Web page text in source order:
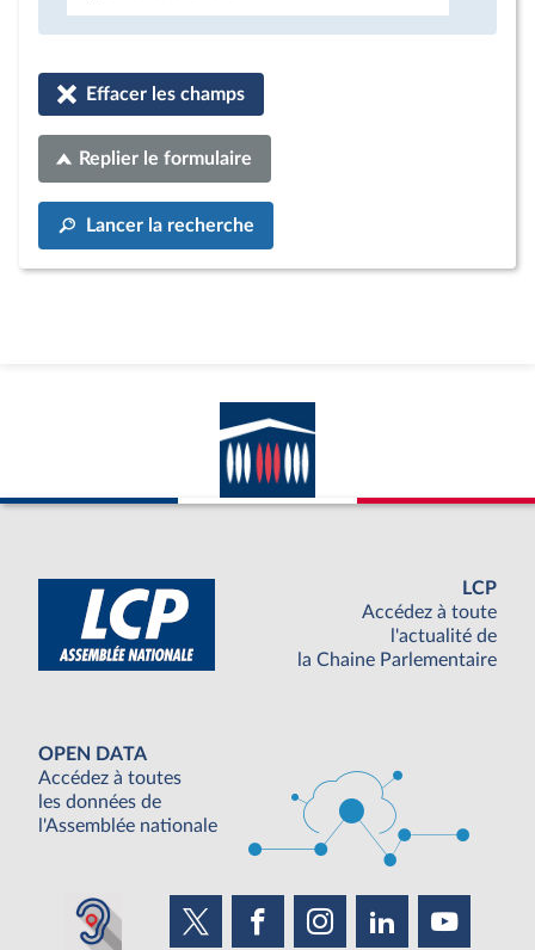
Effacer les champs
Replier le formulaire
Lancer la recherche
LCP
Accédez à toute
l'actualité de
la Chaine Parlementaire
OPEN DATA
Accédez à toutes
les données de
l'Assemblée nationale